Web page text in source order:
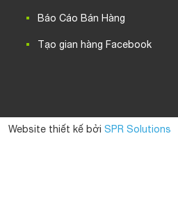
Báo Cáo Bán Hàng
Tạo gian hàng Facebook
Website thiết kế bởi SPR Solutions